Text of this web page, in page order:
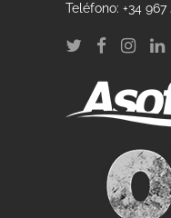
Teléfono: +34 967